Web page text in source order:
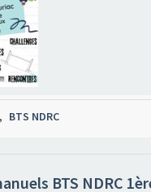
, BTS NDRC
BTS NDRC